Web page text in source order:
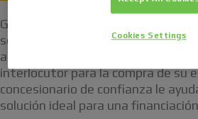
Gracias a productos flexibles y
servicios financieros GREGOIRE
adaptarse para crear un plan
interlocutor para la compra de su
concesionario de confianza le
solución ideal para una
Cookies Settings